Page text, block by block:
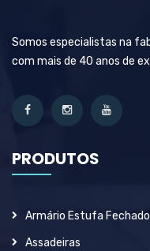
Somos especialistas na
com mais de 40 anos de
PRODUTOS
Armário Estufa Fechado
Assadeiras